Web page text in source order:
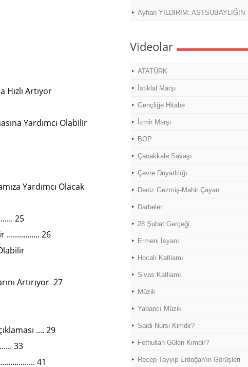
Artıyor
Yardımcı Olabilir
Yardımcı Olacak
25
26
Artırıyor 27
.... 29
33
41
Ayhan YILDIRIM: ASTSUBAYLIĞIN
Videolar
ATATÜRK
İstiklal Marşı
Gençliğe Hitabe
İzmir Marşı
BOP
Çanakkale Savaşı
Çevre Duyarlılığı
Deniz Gezmiş-Mahir Çayan
Darbeler
28 Şubat Gerçeği
Ermeni İsyanı
Hocalı Katliamı
Sivas Katliamı
Müzik
Yabancı Müzik
Saidi Nursi Kimdir?
Fethullah Gülen Kimdir?
Recep Tayyip Erdoğan'ın Görüşleri